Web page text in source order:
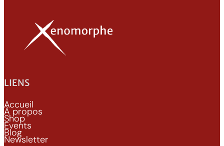
LIENS
Accueil
À propos
Shop
Events
Blog
Newsletter